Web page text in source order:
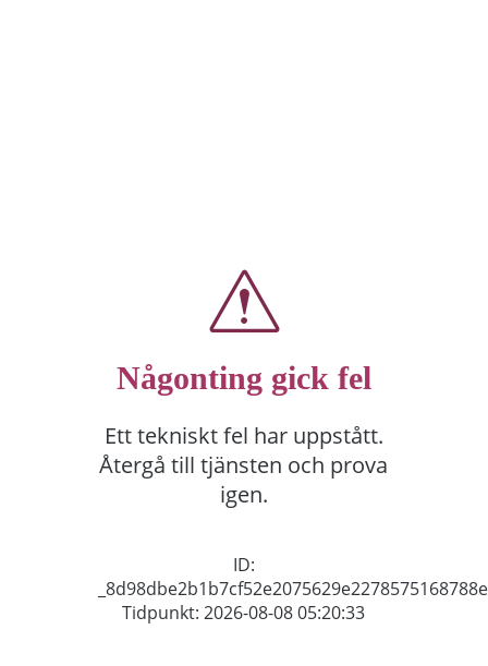
Någonting gick fel
Ett tekniskt fel har uppstått.
Återgå till tjänsten och prova
igen.
ID:
Tidpunkt: 2026-08-08 05:20:33